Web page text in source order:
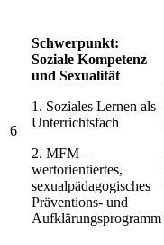
6
Schwerpunkt:
Soziale Kompetenz
und Sexualität
1. Soziales Lernen als
Unterrichtsfach
2. MFM –
wertorientiertes,
sexualpädagogisches
Präventions- und
Aufklärungsprogramm